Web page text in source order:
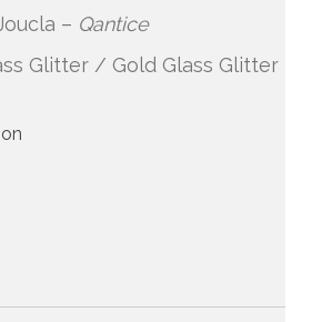
– Qantice
Glitter / Gold Glass Glitter